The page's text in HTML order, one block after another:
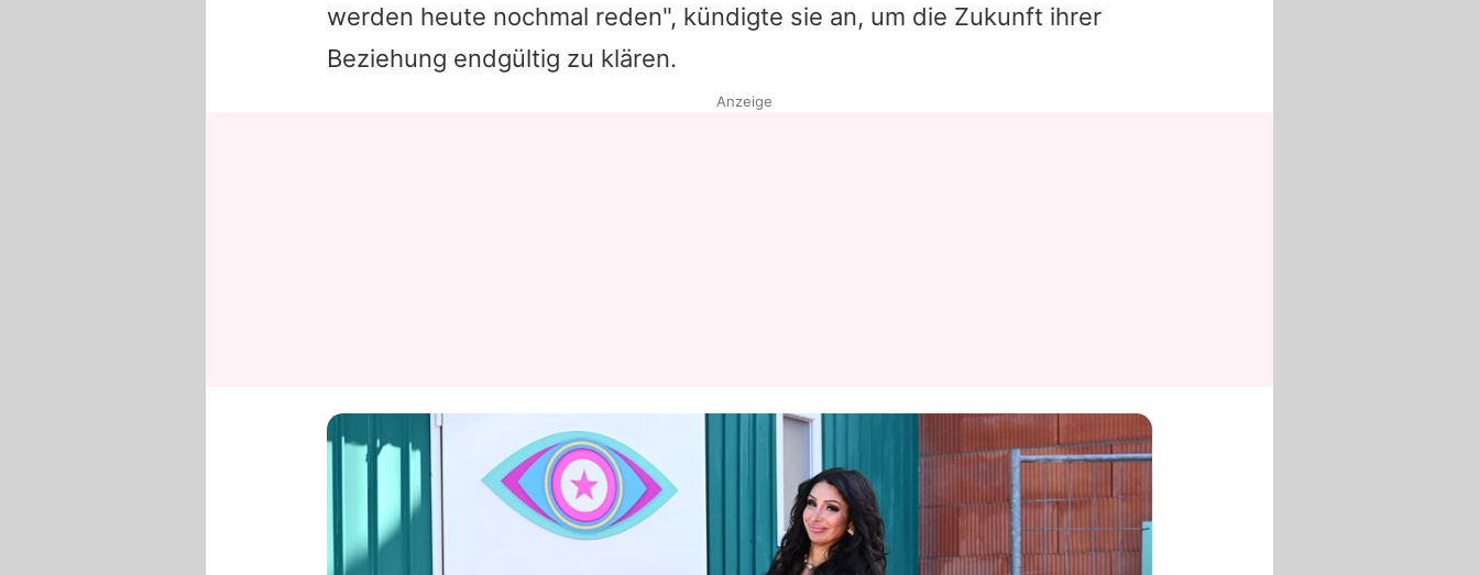
werden heute nochmal reden", kündigte sie an, um die Zukunft ihrer
Beziehung endgültig zu klären.
Anzeige